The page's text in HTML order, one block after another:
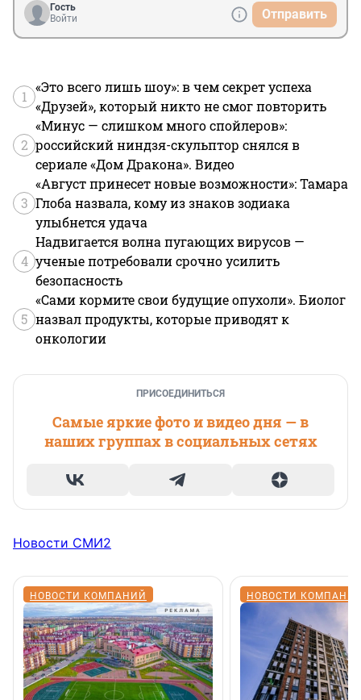
Гость
Войти
Отправить
1
«Это всего лишь шоу»: в чем секрет успеха
«Друзей», который никто не смог повторить
2
«Минус — слишком много спойлеров»:
российский ниндзя-скульптор снялся в
сериале «Дом Дракона». Видео
3
«Август принесет новые возможности»: Тамара
Глоба назвала, кому из знаков зодиака
улыбнется удача
4
Надвигается волна пугающих вирусов —
ученые потребовали срочно усилить
безопасность
5
«Сами кормите свои будущие опухоли». Биолог
назвал продукты, которые приводят к
онкологии
ПРИСОЕДИНИТЬСЯ
Самые яркие фото и видео дня — в
наших группах в социальных сетях
Новости СМИ2
НОВОСТИ КОМПАНИЙ НОВОСТИ